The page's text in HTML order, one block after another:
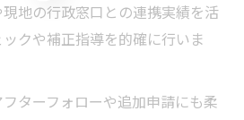
地の行政窓口との連携実績を活
クや補正指導を的確に行いま
ターフォローや追加申請にも柔